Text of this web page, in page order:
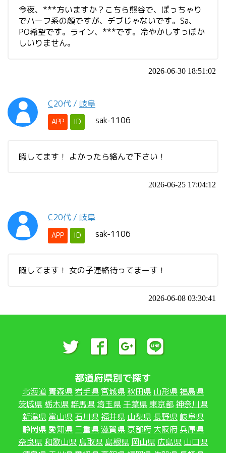
今夜、***方いますか？こちら熊谷で、ぽっちゃり
でハーフ系の顔ですが、デブじゃないです。Sa、
PO希望です。ライン、***です。冷やかしすっぽか
しいりません。
2026-06-30 18:51:02
C20代 / 岐阜
APP ID sak-1106
暇してます！ よかったら絡んで下さい！
2026-06-25 17:04:12
C20代 / 岐阜
APP ID sak-1106
暇してます！ 女の子連絡待ってまーす！
2026-06-08 03:30:41
都道府県別で探す
北海道 青森県 岩手県 宮城県 秋田県 山形県福島県
茨城県 栃木県群馬県埼玉県 千葉県 東京都神奈川県
新潟県 富山県 石川県福井県 山梨県 長野県 岐阜県
静岡県愛知県 三重県滋賀県 京都府 大阪府 兵庫県
奈良県 和歌山県 鳥取県 島根県 岡山県 広島県 山口県